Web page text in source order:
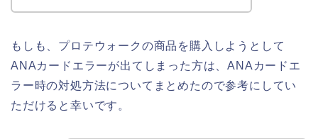
もしも、プロテウォークの商品を購入しようとして
ANAカードエラーが出てしまった方は、ANAカードエ
ラー時の対処方法についてまとめたので参考にしてい
ただけると幸いです。